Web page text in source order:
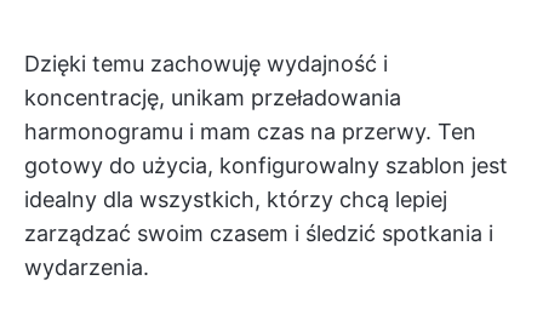
Dzięki temu zachowuję wydajność i
koncentrację, unikam przeładowania
harmonogramu i mam czas na przerwy. Ten
gotowy do użycia, konfigurowalny szablon jest
idealny dla wszystkich, którzy chcą lepiej
zarządzać swoim czasem i śledzić spotkania i
wydarzenia.